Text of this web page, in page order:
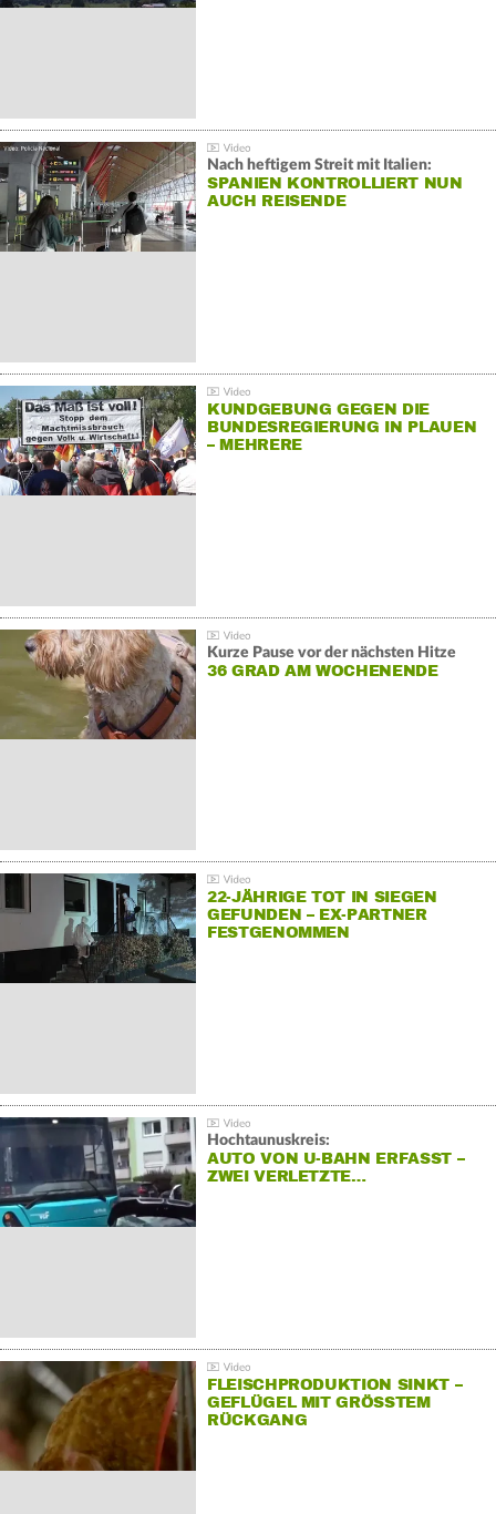
Nach heftigem Streit mit Italien:
SPANIEN KONTROLLIERT NUN
AUCH REISENDE
KUNDGEBUNG GEGEN DIE
BUNDESREGIERUNG IN PLAUEN
– MEHRERE
Kurze Pause vor der nächsten Hitze
36 GRAD AM WOCHENENDE
22-JÄHRIGE TOT IN SIEGEN
GEFUNDEN – EX-PARTNER
FESTGENOMMEN
Hochtaunuskreis:
AUTO VON U-BAHN ERFASST –
ZWEI VERLETZTE…
FLEISCHPRODUKTION SINKT –
GEFLÜGEL MIT GRÖSSTEM R
ÜCKGANG